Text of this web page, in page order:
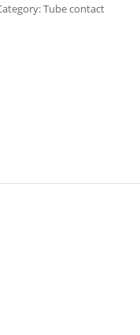
Tube contact